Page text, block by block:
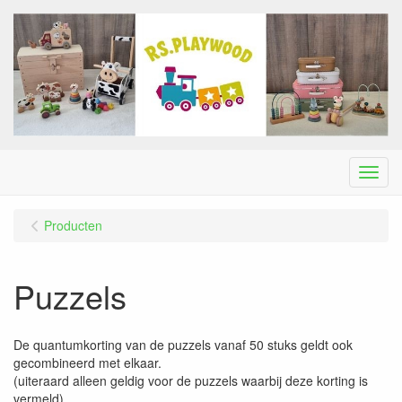
Menu
Producten
Puzzels
De quantumkorting van de puzzels vanaf 50 stuks geldt ook
gecombineerd met elkaar.
(uiteraard alleen geldig voor de puzzels waarbij deze korting is
vermeld)